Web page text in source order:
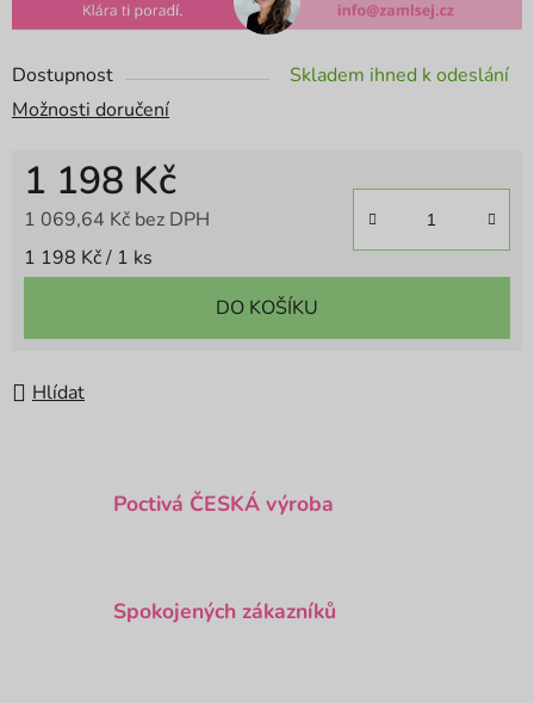
Dostupnost
Skladem ihned k odeslání
Možnosti doručení
1 198 Kč
1 069,64 Kč bez DPH
Měrná cena:
1 198 Kč / 1 ks
DO KOŠÍKU
Hlídat
Poctivá ČESKÁ výroba
Spokojených zákazníků